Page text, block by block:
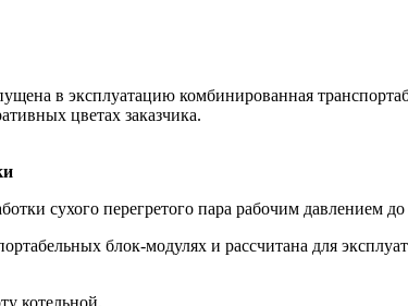
в эксплуатацию комбинированная
цветах заказчика.
сухого перегретого пара рабочим давлением
блок-модулях и рассчитана для
котельной.